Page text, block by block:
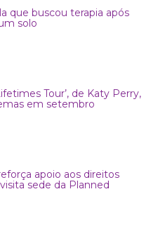
que buscou terapia após
solo
Tour’, de Katy Perry,
em setembro
apoio aos direitos
sede da Planned